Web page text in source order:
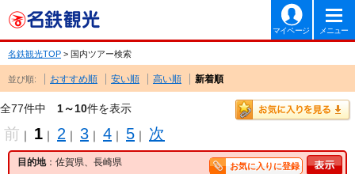
マイページ メニュー
名鉄観光TOP > 国内ツアー検索
並び順: おすすめ順 安い順 高い順 新着順
全77件中 1～10件を表示
前 ｜ 1 ｜ 2 ｜ 3 ｜ 4 ｜ 5 ｜ 次
目的地：佐賀県、長崎県 お気に入りに登録